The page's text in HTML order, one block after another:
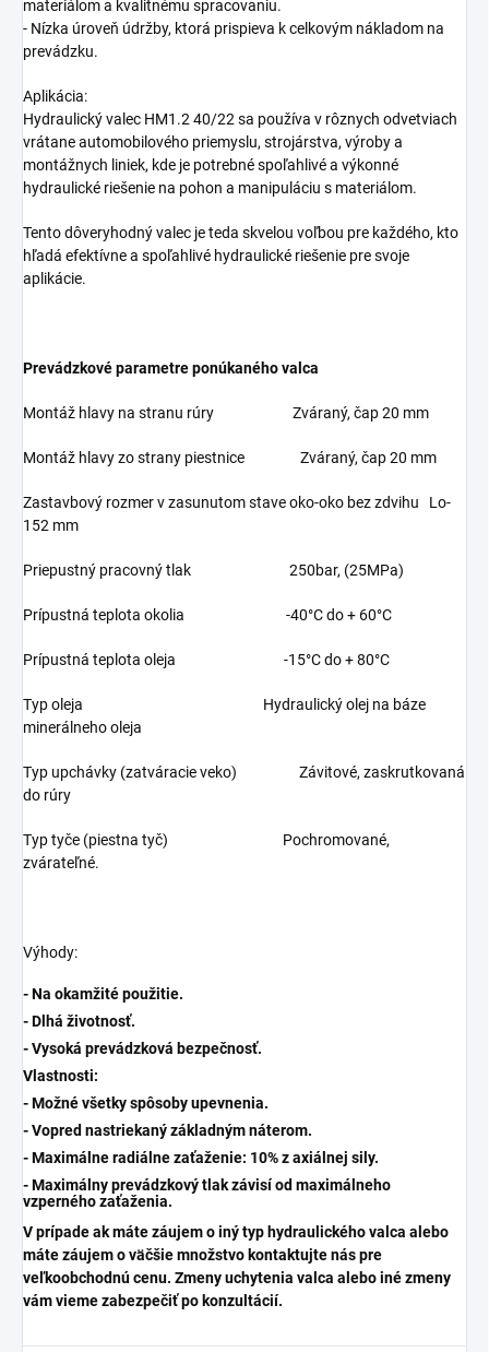
materiálom a kvalitnému spracovaniu.
- Nízka úroveň údržby, ktorá prispieva k celkovým nákladom na
prevádzku.
Aplikácia:
Hydraulický valec HM1.2 40/22 sa používa v rôznych odvetviach
vrátane automobilového priemyslu, strojárstva, výroby a
montážnych liniek, kde je potrebné spoľahlivé a výkonné
hydraulické riešenie na pohon a manipuláciu s materiálom.
Tento dôveryhodný valec je teda skvelou voľbou pre každého, kto
hľadá efektívne a spoľahlivé hydraulické riešenie pre svoje
aplikácie.
Prevádzkové parametre ponúkaného valca
Montáž hlavy na stranu rúry Zváraný, čap 20 mm
Montáž hlavy zo strany piestnice Zváraný, čap 20 mm
Zastavbový rozmer v zasunutom stave oko-oko bez zdvihu Lo-
152 mm
Priepustný pracovný tlak 250bar, (25MPa)
Prípustná teplota okolia -40°C do + 60°C
Prípustná teplota oleja -15°C do + 80°C
Typ oleja Hydraulický olej na báze
minerálneho oleja
Typ upchávky (zatváracie veko) Závitové, zaskrutkovaná
do rúry
Typ tyče (piestna tyč) Pochromované,
zvárateľné.
Výhody:
- Na okamžité použitie.
- Dlhá životnosť.
- Vysoká prevádzková bezpečnosť.
Vlastnosti:
- Možné všetky spôsoby upevnenia.
- Vopred nastriekaný základným náterom.
- Maximálne radiálne zaťaženie: 10% z axiálnej sily.
- Maximálny prevádzkový tlak závisí od maximálneho
vzperného zaťaženia.
V prípade ak máte záujem o iný typ hydraulického valca alebo
máte záujem o väčšie množstvo kontaktujte nás pre
veľkoobchodnú cenu. Zmeny uchytenia valca alebo iné zmeny
vám vieme zabezpečiť po konzultácií.